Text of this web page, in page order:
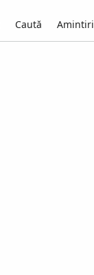
Caută Amintiri